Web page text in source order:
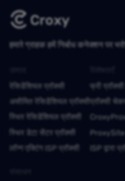
हमारे ग्राहक हमें निर्बाध कनेक्शन पर
रेसिडेंशियल प्रॉक्सी
असीमित रेसिडेंशियल प्रॉक्सी
स्थिर रेसिडेंशियल प्रॉक्सी
स्थिर डेटा सेंटर प्रॉक्सी
लॉन्ग एक्टिंग ISP प्रॉक्सी
फ्री
प्रॉक्सी
ProxySite
ISP द्वारा